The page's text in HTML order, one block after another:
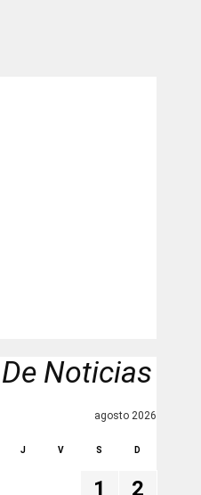
Noticias
agosto 2026
J V S D
1
2